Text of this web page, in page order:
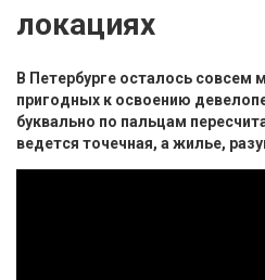
локациях
В Петербурге осталось совсем
пригодных к освоению
буквально по пальцам
ведется точечная, а жилье,